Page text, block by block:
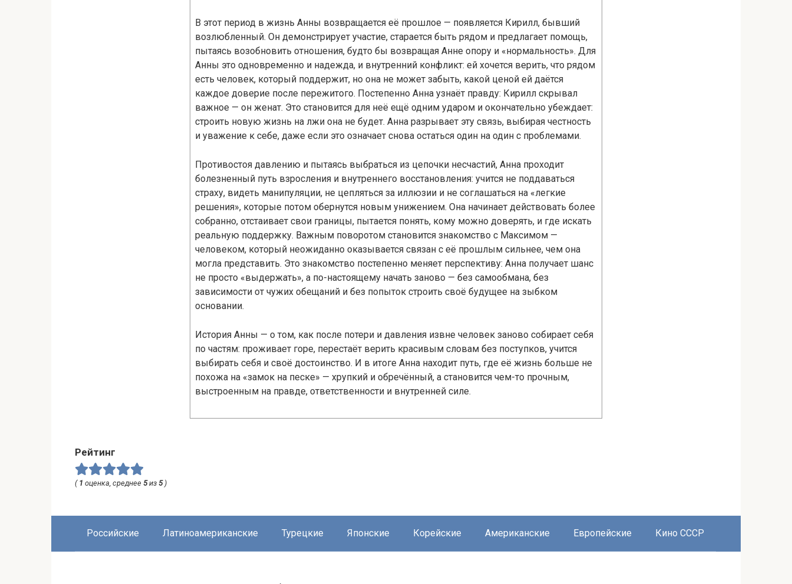
В этот период в жизнь Анны возвращается её прошлое — появляется Кирилл, бывший
возлюбленный. Он демонстрирует участие, старается быть рядом и предлагает помощь,
пытаясь возобновить отношения, будто бы возвращая Анне опору и «нормальность». Для
Анны это одновременно и надежда, и внутренний конфликт: ей хочется верить, что рядом
есть человек, который поддержит, но она не может забыть, какой ценой ей даётся
каждое доверие после пережитого. Постепенно Анна узнаёт правду: Кирилл скрывал
важное — он женат. Это становится для неё ещё одним ударом и окончательно убеждает:
строить новую жизнь на лжи она не будет. Анна разрывает эту связь, выбирая честность
и уважение к себе, даже если это означает снова остаться один на один с проблемами.
Противостоя давлению и пытаясь выбраться из цепочки несчастий, Анна проходит
болезненный путь взросления и внутреннего восстановления: учится не поддаваться
страху, видеть манипуляции, не цепляться за иллюзии и не соглашаться на «легкие
решения», которые потом обернутся новым унижением. Она начинает действовать более
собранно, отстаивает свои границы, пытается понять, кому можно доверять, и где искать
реальную поддержку. Важным поворотом становится знакомство с Максимом —
человеком, который неожиданно оказывается связан с её прошлым сильнее, чем она
могла представить. Это знакомство постепенно меняет перспективу: Анна получает шанс
не просто «выдержать», а по-настоящему начать заново — без самообмана, без
зависимости от чужих обещаний и без попыток строить своё будущее на зыбком
основании.
История Анны — о том, как после потери и давления извне человек заново собирает себя
по частям: проживает горе, перестаёт верить красивым словам без поступков, учится
выбирать себя и своё достоинство. И в итоге Анна находит путь, где её жизнь больше не
похожа на «замок на песке» — хрупкий и обречённый, а становится чем-то прочным,
выстроенным на правде, ответственности и внутренней силе.
Рейтинг
( 1 оценка, среднее 5из 5)
Российские Латиноамериканские Турецкие Японские Корейские Американские Европейские Кино СССР